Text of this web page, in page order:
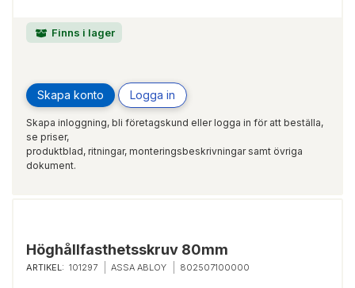
Finns i lager
Skapa konto Logga in
Skapa inloggning, bli företagskund eller logga in för att beställa,
se priser,
produktblad, ritningar, monteringsbeskrivningar samt övriga
dokument.
Höghållfasthetsskruv 80mm
ARTIKEL: 101297 ASSA ABLOY 802507100000